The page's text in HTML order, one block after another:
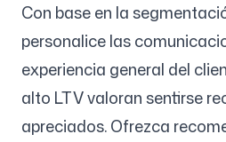
Con base en la
personalice las
experiencia general del
alto LTV valoran sentirse
apreciados. Ofrezca